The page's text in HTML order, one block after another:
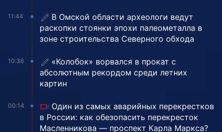
11:44
В Омской области археологи ведут
раскопки стоянки эпохи палеометалла в
зоне строительства Северного обхода
10:36
«Колобок» ворвался в прокат с
абсолютным рекордом среди летних
картин
00:14
Один из самых аварийных перекрестков
в России: как обезопасить перекресток
Масленникова — проспект Карла Маркса?